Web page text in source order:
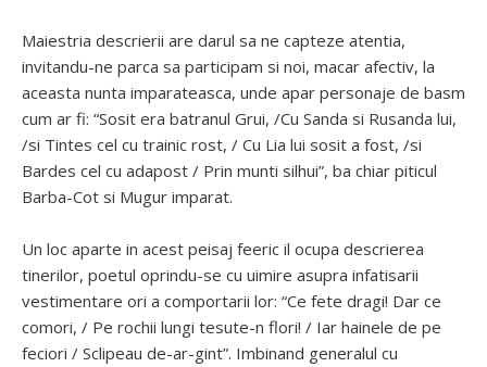
Maiestria descrierii are darul sa ne capteze atentia,
invitandu-ne parca sa participam si noi, macar afectiv, la
aceasta nunta imparateasca, unde apar personaje de basm
cum ar fi: “Sosit era batranul Grui, /Cu Sanda si Rusanda lui,
/si Tintes cel cu trainic rost, / Cu Lia lui sosit a fost, /si
Bardes cel cu adapost / Prin munti silhui”, ba chiar piticul
Barba-Cot si Mugur imparat.
Un loc aparte in acest peisaj feeric il ocupa descrierea
tinerilor, poetul oprindu-se cu uimire asupra infatisarii
vestimentare ori a comportarii lor: “Ce fete dragi! Dar ce
comori, / Pe rochii lungi tesute-n flori! / Iar hainele de pe
feciori / Sclipeau de-ar-gint”. Imbinand generalul cu